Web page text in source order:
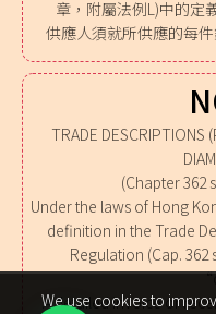
章，附屬法例L)中的
供應人須就所供應的每
TRADE DESCRIPTIONS
(Chapter 362
Under the laws of Hong
definition in the Trade
Regulation (Cap. 362
A detailed invoice or
We use cookies to